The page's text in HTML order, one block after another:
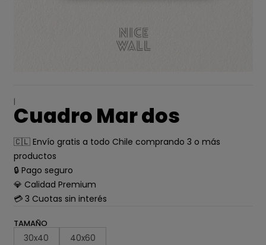
|
Cuadro Mar dos
🇨🇱 Envío gratis a todo Chile comprando 3 o más
productos
🔒 Pago seguro
💎 Calidad Premium
💳 3 Cuotas sin interés
TAMAÑO
30x40 40x60